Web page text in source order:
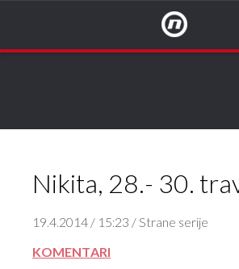
Nikita, 28.- 30.
19.4.2014 / 15:23 / Strane serije
KOMENTARI